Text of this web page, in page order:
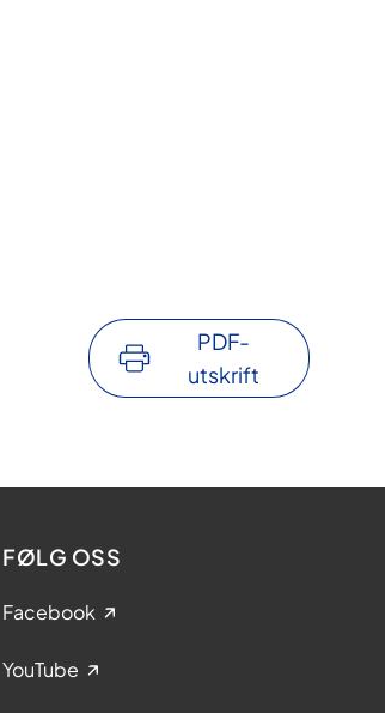
PDF-
utskrift
FØLG OSS
Facebook
YouTube